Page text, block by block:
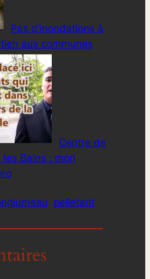
Pas d’inondations à
aux communes
Centre de
Bains : mon
pelletant